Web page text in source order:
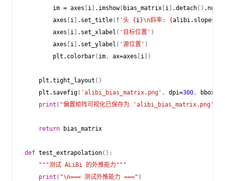
im = axes i . imshow( bias_matrix i .detach() . numpy
axes
i . set_title( f '头 { i}\n斜率: {alibi. slopes
axes
i . set_xlabel ( '目标位置' )
axes
i . set_ylabel ( '源位置' )
plt . colorbar( im, ax=axes i ])
plt .tight_layout ()
plt . savefig( 'alibi_bias_matrix.png' , dpi=300,
print ( "偏置矩阵可视化已保存为 'alibi_bias_matrix.png'"
return bias_matrix
def test_extrapolation():
"""测试 ALiBi 的外推能力"""
print ( "\n=== 测试外推能力 ===" )